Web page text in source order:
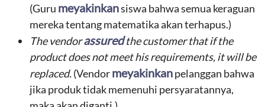
(Guru meyakinkansiswa bahwa semua keraguan
mereka tentang matematika akan terhapus.)
The vendorassuredthe customer that if the
product does not meet his requirements, it will be
replaced.(Vendormeyakinkanpelanggan bahwa
jika produk tidak memenuhi persyaratannya,